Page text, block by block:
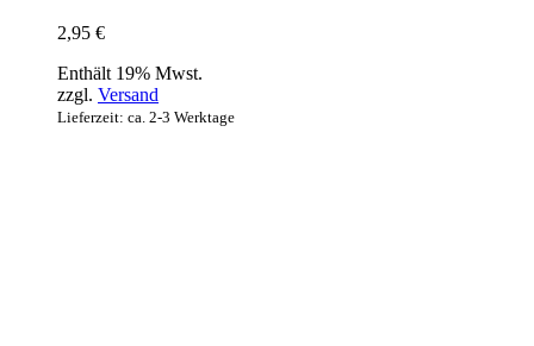
2,95 €
Enthält 19% Mwst.
zzgl. Versand
Lieferzeit: ca. 2-3 Werktage